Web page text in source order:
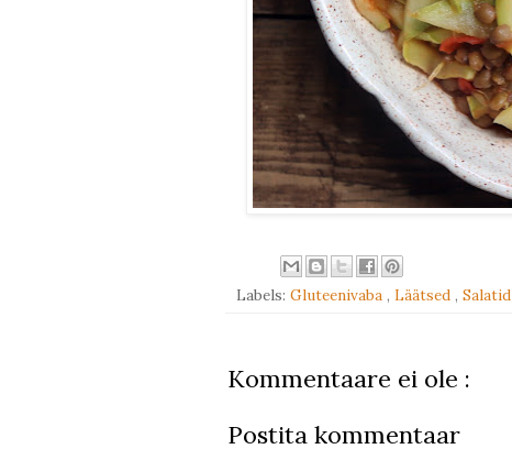
Labels: Gluteenivaba , Läätsed , Salatid
Kommentaare ei ole :
Postita kommentaar